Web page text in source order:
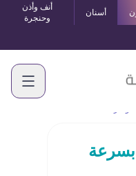
أسنان
أنف وأذن
وحنجرة